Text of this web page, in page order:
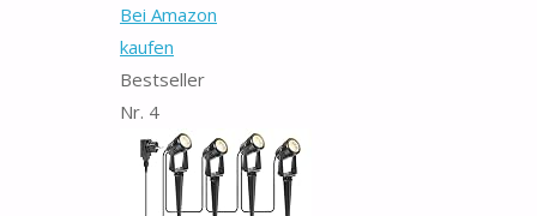
Bei Amazon
kaufen
Bestseller
Nr. 4